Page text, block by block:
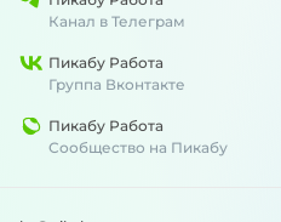
Канал в Телеграм
Пикабу Работа
Группа Вконтакте
Пикабу Работа
Сообщество на Пикабу